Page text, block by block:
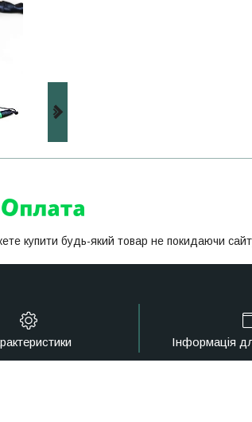
купити будь-який товар не покидаючи
Інформація